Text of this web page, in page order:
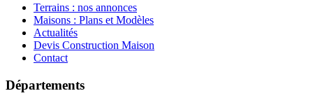
Terrains : nos annonces
Maisons : Plans et Modèles
Actualités
Devis Construction Maison
Contact
Départements